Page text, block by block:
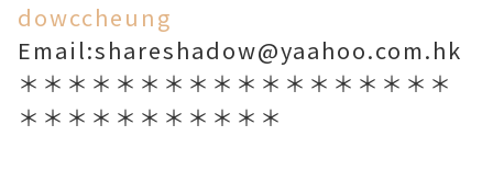
dowccheung
Email:shareshadow@yaahoo.com.hk
＊＊＊＊＊＊＊＊＊＊＊＊＊＊＊＊＊＊
＊＊＊＊＊＊＊＊＊＊＊